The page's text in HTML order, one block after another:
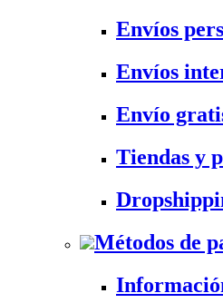
Envíos
Envíos
Envío
Tiendas y
Métodos de